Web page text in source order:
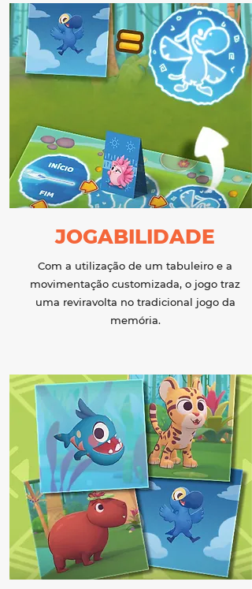
JOGABILIDADE
Com a utilização de um tabuleiro e a
movimentação customizada, o jogo traz
uma reviravolta no tradicional jogo da
memória.